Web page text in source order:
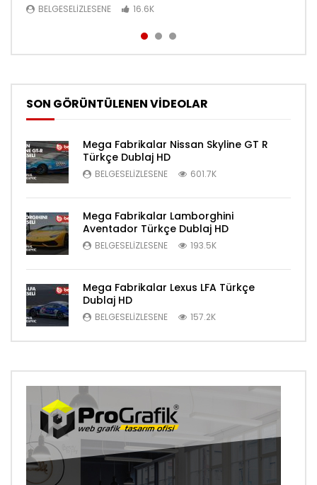
BELGESELIZLESENE 16.6K
BELGESELIZLESENE 16.6K
BELGESELIZLESENE 16.4K
SON GÖRÜNTÜLENEN VİDEOLAR
Mega Fabrikalar Nissan Skyline GT R
Türkçe Dublaj HD
BELGESELIZLESENE 601.7K
Mega Fabrikalar Lamborghini
Aventador Türkçe Dublaj HD
BELGESELIZLESENE 193.5K
Mega Fabrikalar Lexus LFA Türkçe
Dublaj HD
BELGESELIZLESENE 157.2K